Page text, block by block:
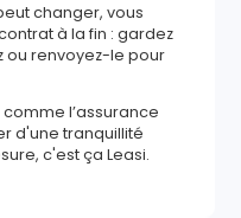
changer, vous
à la fin : gardez
ou renvoyez-le pour
l’assurance
d'une tranquillité
c'est ça Leasi.